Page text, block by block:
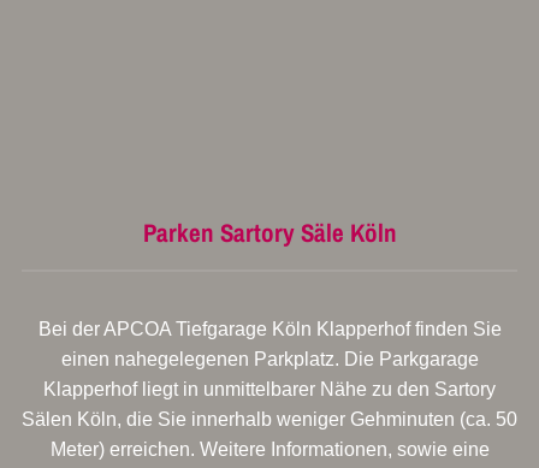
Parken Sartory Säle Köln
Bei der APCOA Tiefgarage Köln Klapperhof finden Sie
einen nahegelegenen Parkplatz. Die Parkgarage
Klapperhof liegt in unmittelbarer Nähe zu den Sartory
Sälen Köln, die Sie innerhalb weniger Gehminuten (ca. 50
Meter) erreichen. Weitere Informationen, sowie eine